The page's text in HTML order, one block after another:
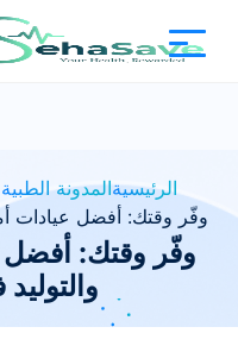
الرئيسيةالمدونة الطبية
وفّر وقتك: أفضل عيادات
وفّر وقتك: أفضل